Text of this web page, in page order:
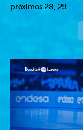
próximos 28, 29…